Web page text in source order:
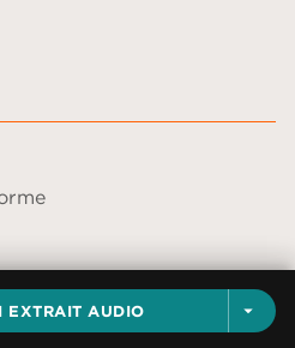
EXTRAIT AUDIO arrow_drop_down